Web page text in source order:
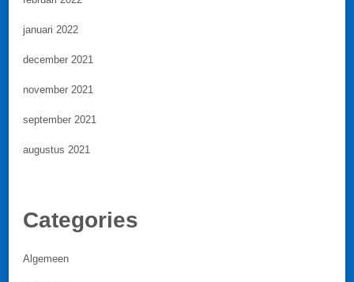
januari 2022
december 2021
november 2021
september 2021
augustus 2021
Categories
Algemeen